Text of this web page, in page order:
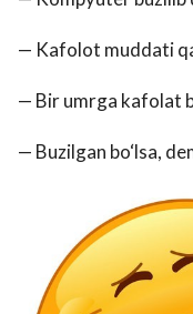
— Kafolot muddati
— Bir umrga kafolat
— Buzilgan bo‘lsa,